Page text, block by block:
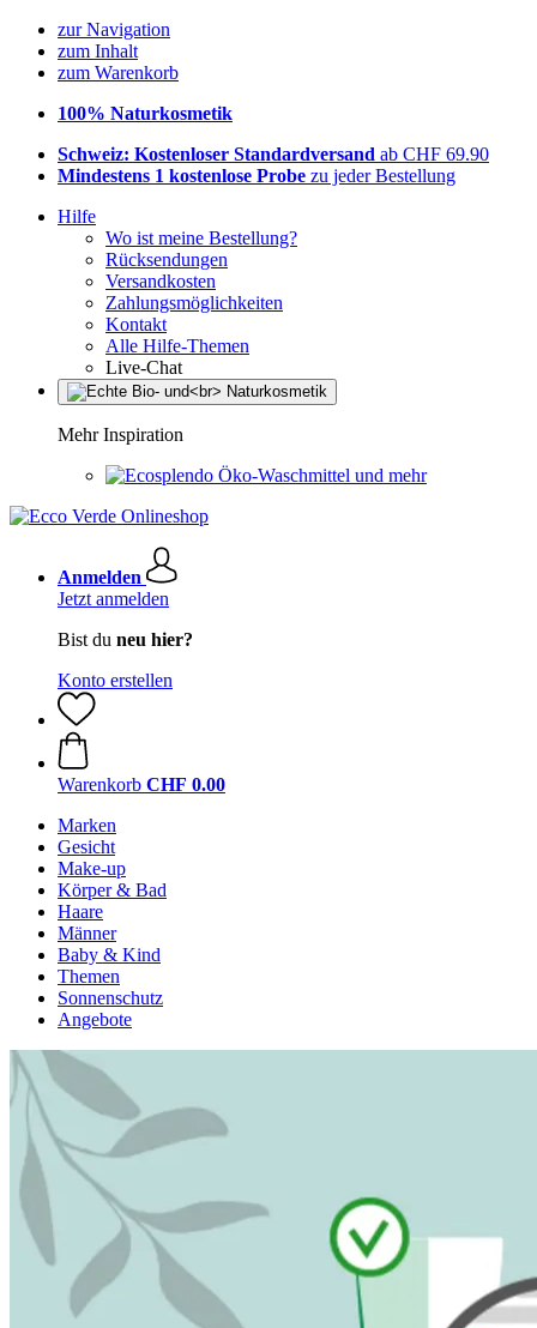
zur Navigation
zum Inhalt
zum Warenkorb
100% Naturkosmetik
Schweiz: Kostenloser Standardversand ab CHF 69.90
Mindestens 1 kostenlose Probe zu jeder Bestellung
Hilfe
Wo ist meine Bestellung?
Rücksendungen
Versandkosten
Zahlungsmöglichkeiten
Kontakt
Alle Hilfe-Themen
Live-Chat
Mehr Inspiration
Öko-Waschmittel und mehr
Anmelden
Jetzt anmelden
Bist du neu hier?
Konto erstellen
Warenkorb CHF 0.00
Marken
Gesicht
Make-up
Körper & Bad
Haare
Männer
Baby & Kind
Themen
Sonnenschutz
Angebote